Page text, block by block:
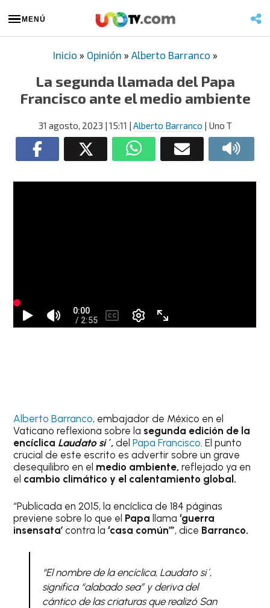
MENÚ
Inicio » Opinión » Alberto Barranco »
La segunda llamada del Papa
Francisco ante el medio ambiente
31 agosto, 2023 | 15:11 | Alberto Barranco | Uno T
Alberto Barranco, embajador de México en el
Vaticano reflexiona sobre la segunda edición de la
encíclica Laudato si´, delPapa Francisco. El punto
crucial de este escrito es advertir sobre un grave
desequilibro en el medio ambiente, reflejado ya en
el cambio climático y el calentamiento global.
“Publicada en 2015, la encíclica de 184 páginas
previene sobre lo que el Papa llama‘guerra
insensata’contra la‘casa común’”, dice Barranco.
“El nombre de la encíclica, Laudato si´,
significa “alabado sea” y deriva del
cántico de las criaturas que realizó San